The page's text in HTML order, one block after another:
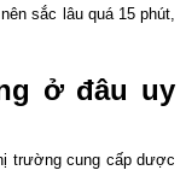
sắc lâu quá 15 phút,
ở đâu uy
trường cung cấp dược